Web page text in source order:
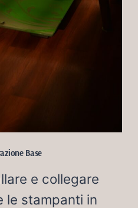
Base
e collegare
le stampanti in